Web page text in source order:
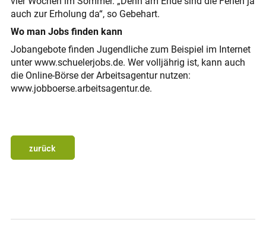
auch zur Erholung da“, so Gebehart.
Wo man Jobs finden kann
Jobangebote finden Jugendliche zum Beispiel im Internet
unter www.schuelerjobs.de. Wer volljährig ist, kann auch
die Online-Börse der Arbeitsagentur nutzen:
www.jobboerse.arbeitsagentur.de.
zurück